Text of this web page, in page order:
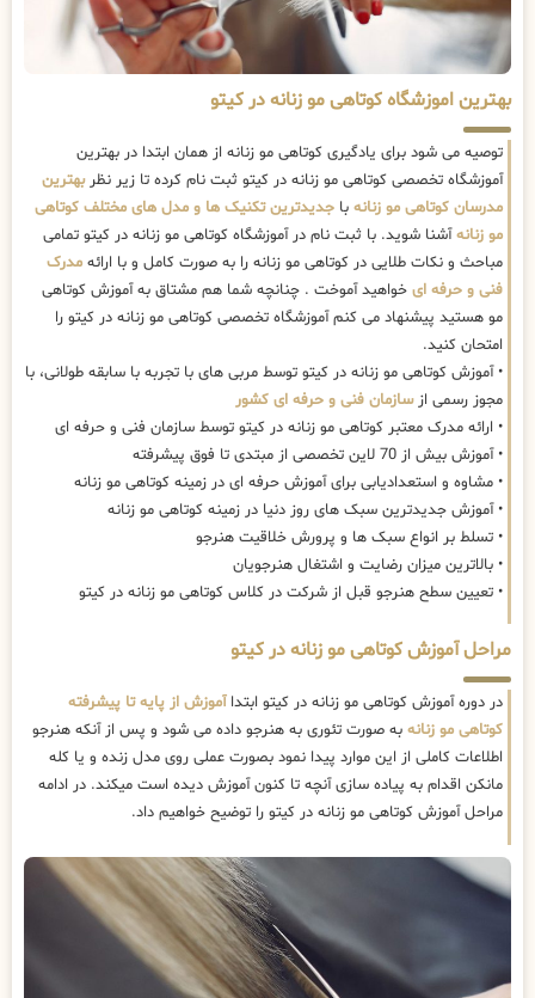
بهترین اموزشگاه کوتاهی مو زنانه در کیتو
توصیه می شود برای یادگیری کوتاهی مو زنانه از همان ابتدا در بهترین
آموزشگاه تخصصی کوتاهی مو زنانه در کیتو ثبت نام کرده تا زیر نظربهترین
مدرسان کوتاهی مو زنانه با جدیدترین تکنیک ها و مدل های مختلف کوتاهی
مو زنانهآشنا شوید. با ثبت نام در آموزشگاه کوتاهی مو زنانه در کیتو تمامی
مباحث و نکات طلایی در کوتاهی مو زنانه را به صورت کامل و با ارائه مدرک
فنی و حرفه ای خواهید آموخت . چنانچه شما هم مشتاق به آموزش کوتاهی
مو هستید پیشنهاد می کنم آموزشگاه تخصصی کوتاهی مو زنانه در کیتو را
امتحان کنید.
• آموزش کوتاهی مو زنانه در کیتو توسط مربی های با تجربه با سابقه طولانی، با
مجوز رسمی ازسازمان فنی و حرفه ای کشور
• ارائه مدرک معتبر کوتاهی مو زنانه در کیتو توسط سازمان فنی و حرفه ای
• آموزش بیش از 70 لاین تخصصی از مبتدی تا فوق پیشرفته
• مشاوه و استعدادیابی برای آموزش حرفه ای در زمینه کوتاهی مو زنانه
• آموزش جدیدترین سبک های روز دنیا در زمینه کوتاهی مو زنانه
• تسلط بر انواع سبک ها و پرورش خلاقیت هنرجو
• بالاترین میزان رضایت و اشتغال هنرجویان
• تعیین سطح هنرجو قبل از شرکت در کلاس کوتاهی مو زنانه در کیتو
مراحل آموزش کوتاهی مو زنانه در کیتو
در دوره آموزش کوتاهی مو زنانه در کیتو ابتداآموزش از پایه تا پیشرفته
کوتاهی مو زنانه به صورت تئوری به هنرجو داده می شود و پس از آنکه هنرجو
اطلاعات کاملی از این موارد پیدا نمود بصورت عملی روی مدل زنده و یا کله
مانکن اقدام به پیاده سازی آنچه تا کنون آموزش دیده است میکند. در ادامه
مراحل آموزش کوتاهی مو زنانه در کیتو را توضیح خواهیم داد.